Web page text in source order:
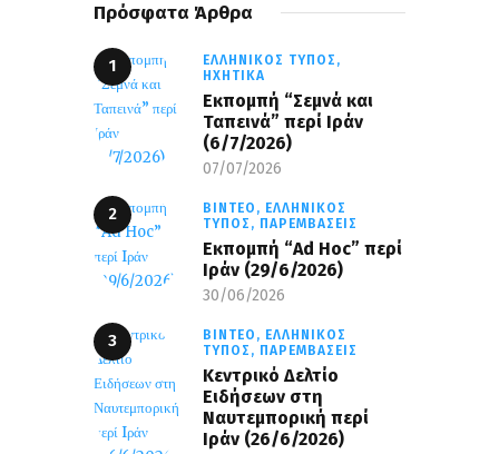
Πρόσφατα Άρθρα
ΕΛΛΗΝΙΚΌΣ ΤΎΠΟΣ,
ΗΧΗΤΙΚΆ
Εκπομπή “Σεμνά και
Ταπεινά” περί Ιράν
(6/7/2026)
07/07/2026
ΒΊΝΤΕΟ, ΕΛΛΗΝΙΚΌΣ
ΤΎΠΟΣ, ΠΑΡΕΜΒΆΣΕΙΣ
Εκπομπή “Ad Hoc” περί
Iράν (29/6/2026)
30/06/2026
ΒΊΝΤΕΟ, ΕΛΛΗΝΙΚΌΣ
ΤΎΠΟΣ, ΠΑΡΕΜΒΆΣΕΙΣ
Κεντρικό Δελτίο
Ειδήσεων στη
Ναυτεμπορική περί
Iράν (26/6/2026)